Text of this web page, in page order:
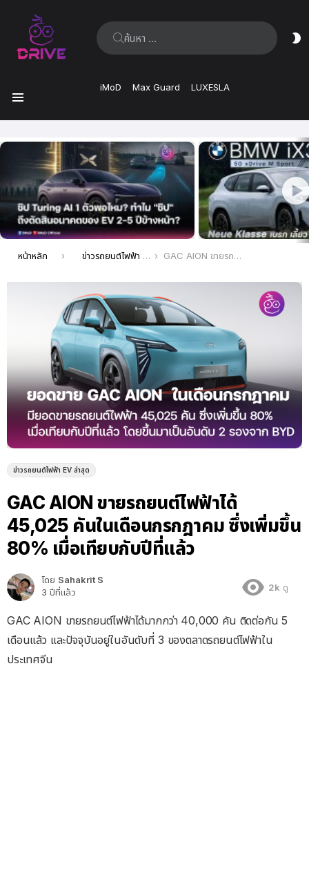
ค้นหา:
iMoD Max Guard LUXESLA
ล่าสุด
คุณอยู่ที่นี่:
หน้าหลัก ข่าวรถยนต์ไฟฟ้า EV ล่าสุด GAC AION ขายรถยนต์ไฟฟ้าได้ 45,025 คันในเดือนกรกฎาคม ซึ่งเพิ่มขึ้น 80% เมื่อเทียบกับปีที่แล้ว
ข่าวรถยนต์ไฟฟ้า EV ล่าสุด
GAC AION ขายรถยนต์ไฟฟ้าได้
45,025 คันในเดือนกรกฎาคม ซึ่งเพิ่มขึ้น
80% เมื่อเทียบกับปีที่แล้ว
โดย Sahakrit S
3 ปีที่แล้ว
2k ดู
GAC AION ขายรถยนต์ไฟฟ้าได้มากกว่า 40,000 คัน ติดต่อกัน 5
เดือนแล้ว และปัจจุบันอยู่ในอันดับที่ 3 ของตลาดรถยนต์ไฟฟ้าใน
ประเทศจีน